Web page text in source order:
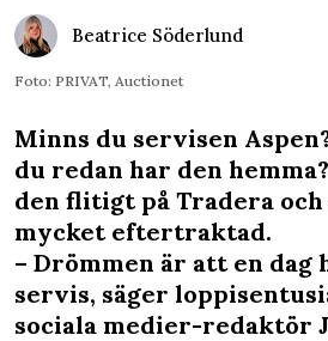
Beatrice Söderlund
Foto: PRIVAT, Auctionet
Minns du servisen
du redan har den
den flitigt på Tradera
mycket eftertraktad.
– Drömmen är att en dag
servis, säger
sociala medier-redaktör